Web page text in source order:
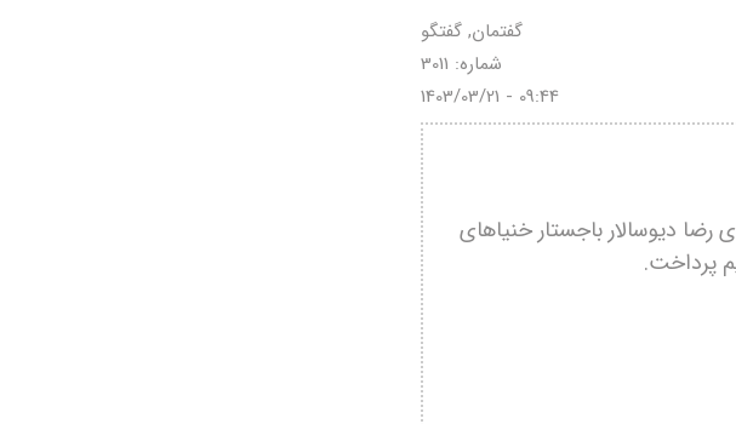
گفتمان, گفتگو
شماره: 3011
1403/03/21 - 09:44
دیوسالار باجستار خنیاهای
پرداخت.